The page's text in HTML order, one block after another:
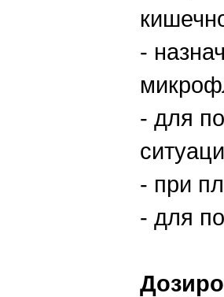
-
- для
- при
- для